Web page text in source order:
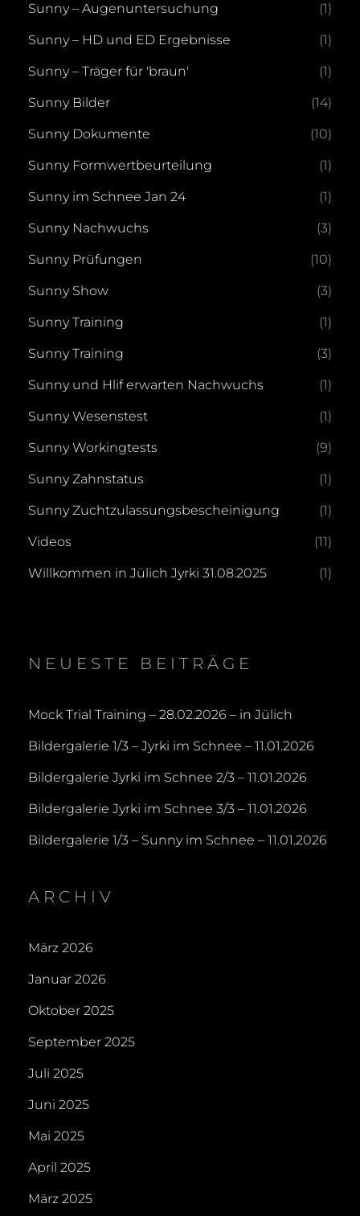
Sunny – Augenuntersuchung (1)
Sunny – HD und ED Ergebnisse (1)
Sunny – Träger für 'braun' (1)
Sunny Bilder (14)
Sunny Dokumente (10)
Sunny Formwertbeurteilung (1)
Sunny im Schnee Jan 24 (1)
Sunny Nachwuchs (3)
Sunny Prüfungen (10)
Sunny Show (3)
Sunny Training (1)
Sunny Training (3)
Sunny und Hlif erwarten Nachwuchs (1)
Sunny Wesenstest (1)
Sunny Workingtests (9)
Sunny Zahnstatus (1)
Sunny Zuchtzulassungsbescheinigung (1)
Videos (11)
Willkommen in Jülich Jyrki 31.08.2025 (1)
NEUESTE BEITRÄGE
Mock Trial Training – 28.02.2026 – in Jülich
Bildergalerie 1/3 – Jyrki im Schnee – 11.01.2026
Bildergalerie Jyrki im Schnee 2/3 – 11.01.2026
Bildergalerie Jyrki im Schnee 3/3 – 11.01.2026
Bildergalerie 1/3 – Sunny im Schnee – 11.01.2026
ARCHIV
März 2026
Januar 2026
Oktober 2025
September 2025
Juli 2025
Juni 2025
Mai 2025
April 2025
März 2025